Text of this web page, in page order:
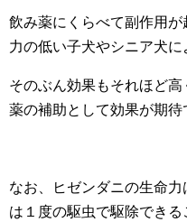
飲み薬にくらべて副作用
力の低い子犬やシニア犬に
そのぶん効果もそれほど
薬の補助として効果が期待
なお、ヒゼンダニの生命
は１度の駆虫で駆除できる